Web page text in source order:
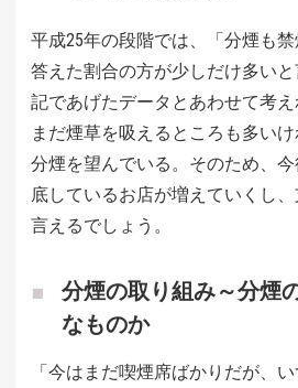
平成25年の段階では、「分煙も
答えた割合の方が少しだけ多い
記であげたデータとあわせて考
まだ煙草を吸えるところも多い
分煙を望んでいる。そのため、
底しているお店が増えていくし
言えるでしょう。
分煙の取り組み～分煙
なものか
「今はまだ喫煙席ばかりだが、